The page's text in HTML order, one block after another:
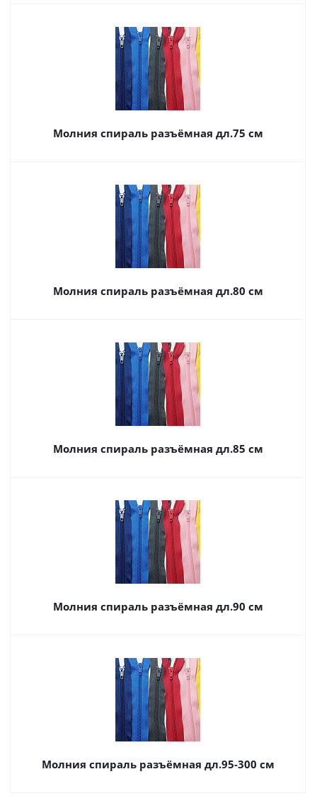
Молния спираль разъёмная дл.75 см
Молния спираль разъёмная дл.80 см
Молния спираль разъёмная дл.85 см
Молния спираль разъёмная дл.90 см
Молния спираль разъёмная дл.95-300 см